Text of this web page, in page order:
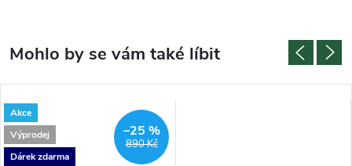
Akce
Výprodej
Dárek zdarma
890 Kč
–25 %